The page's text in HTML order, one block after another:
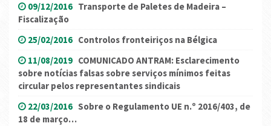
09/12/2016 Transporte de Paletes de Madeira –
Fiscalização
25/02/2016 Controlos fronteiriços na Bélgica
11/08/2019 COMUNICADO ANTRAM: Esclarecimento
sobre notícias falsas sobre serviços mínimos feitas
circular pelos representantes sindicais
22/03/2016 Sobre o Regulamento UE n.º 2016/403, de
18 de março…